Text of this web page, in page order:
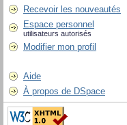
Recevoir les nouveautés
Espace personnel
utilisateurs autorisés
Modifier mon profil
Aide
À propos de DSpace